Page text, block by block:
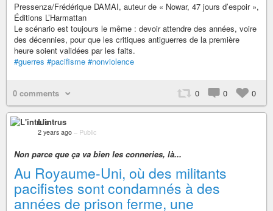
Pressenza/Frédérique DAMAI, auteur de « Nowar, 47 jours d’espoir »,
Éditions L’Harmattan
Le scénario est toujours le même : devoir attendre des années, voire
des décennies, pour que les critiques antiguerres de la première
heure soient validées par les faits.
#guerres #pacifisme #nonviolence
0 comments 0 0 0
L'intrus
2 years ago – Public
Non parce que ça va bien les conneries, là...
Au Royaume-Uni, où des militants
pacifistes sont condamnés à des
années de prison ferme, une